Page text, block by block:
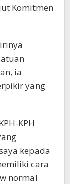
Komitmen
ia
yang
KPH
kepada
cara
normal